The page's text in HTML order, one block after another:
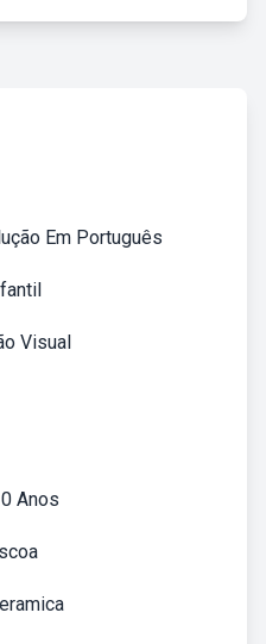
Em Português
Visual
Anos